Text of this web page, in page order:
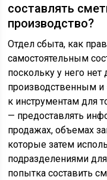
составлять
производство?
Отдел сбыта, как
самостоятельным
поскольку у него
производственным
к инструментам для
— предоставлять
продажах, объемах
которые затем
подразделениями
попытка составить